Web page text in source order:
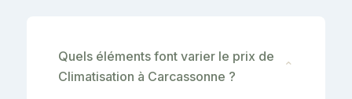
Quels éléments font varier le prix de
Climatisation à Carcassonne ?
⌄